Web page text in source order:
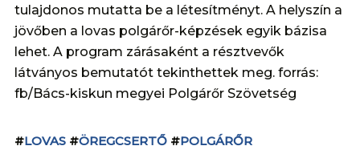
tulajdonos mutatta be a létesítményt. A helyszín a
jövőben a lovas polgárőr-képzések egyik bázisa
lehet. A program zárásaként a résztvevők
látványos bemutatót tekinthettek meg. forrás:
fb/Bács-kiskun megyei Polgárőr Szövetség
#LOVAS #ÖREGCSERTŐ #POLGÁRŐR